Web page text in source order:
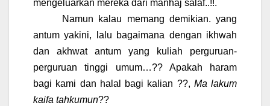
mengeluarkan mereka dari manhaj salaf..!!.
Namun kalau memang demikian. yang
antum yakini, lalu bagaimana dengan ikhwah
dan akhwat antum yang kuliah perguruan-
perguruan tinggi umum…?? Apakah haram
bagi kami dan halal bagi kalian ??, Ma lakum
kaifa tahkumun??